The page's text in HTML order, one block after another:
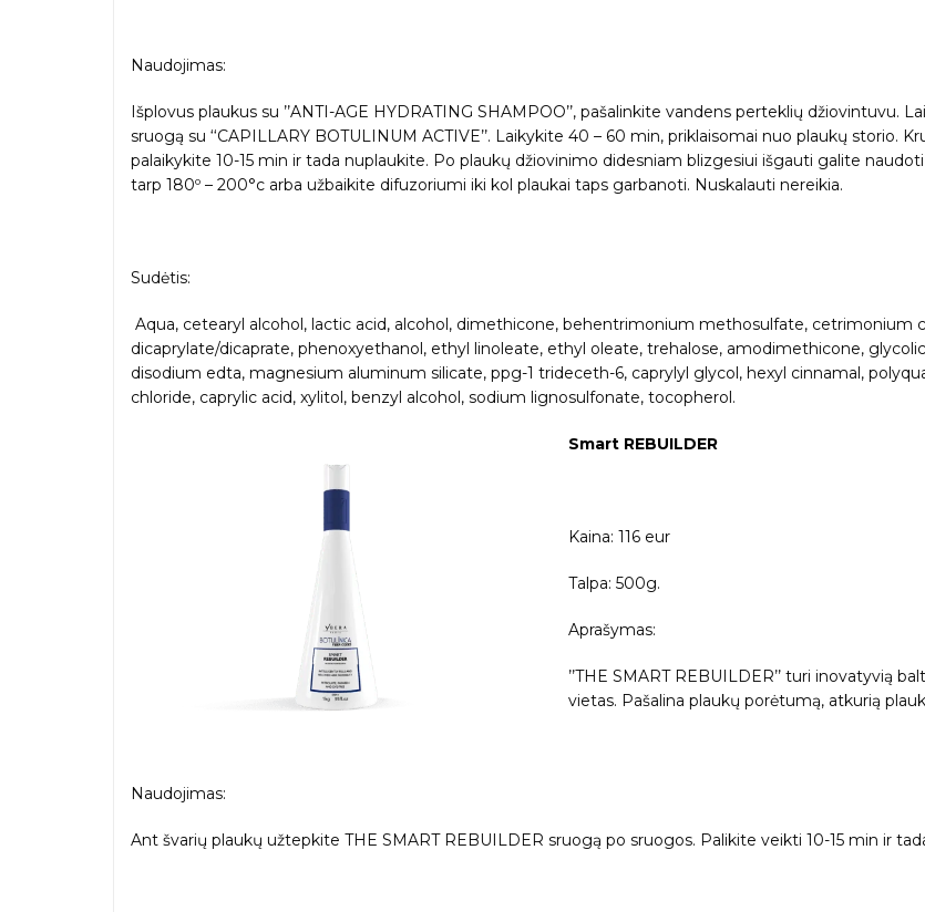
Naudojimas:
Išplovus plaukus su ’’ANTI-AGE HYDRATING SHAMPOO’’, pašalinkite vandens perteklių
sruogą su ‘‘CAPILLARY BOTULINUM ACTIVE’’. Laikykite 40 – 60 min, priklaisomai nuo plaukų storio.
palaikykite 10-15 min ir tada nuplaukite. Po plaukų džiovinimo didesniam blizgesiui išgauti galite
tarp 180º – 200°c arba užbaikite difuzoriumi iki kol plaukai taps garbanoti. Nuskalauti nereikia.
Sudėtis:
Aqua, cetearyl alcohol, lactic acid, alcohol, dimethicone, behentrimonium methosulfate, cetrimonium
dicaprylate/dicaprate, phenoxyethanol, ethyl linoleate, ethyl oleate, trehalose, amodimethicone,
disodium edta, magnesium aluminum silicate, ppg-1 trideceth-6, caprylyl glycol, hexyl cinnamal,
chloride, caprylic acid, xylitol, benzyl alcohol, sodium lignosulfonate, tocopherol.
Smart REBUILDER
Kaina: 116 eur
Talpa: 500g.
Aprašymas:
’’THE SMART REBUILDER’’ turi inovatyvią
vietas. Pašalina plaukų porėtumą, atkurią
Naudojimas:
Ant švarių plaukų užtepkite THE SMART REBUILDER sruogą po sruogos. Palikite veikti 10-15 min ir